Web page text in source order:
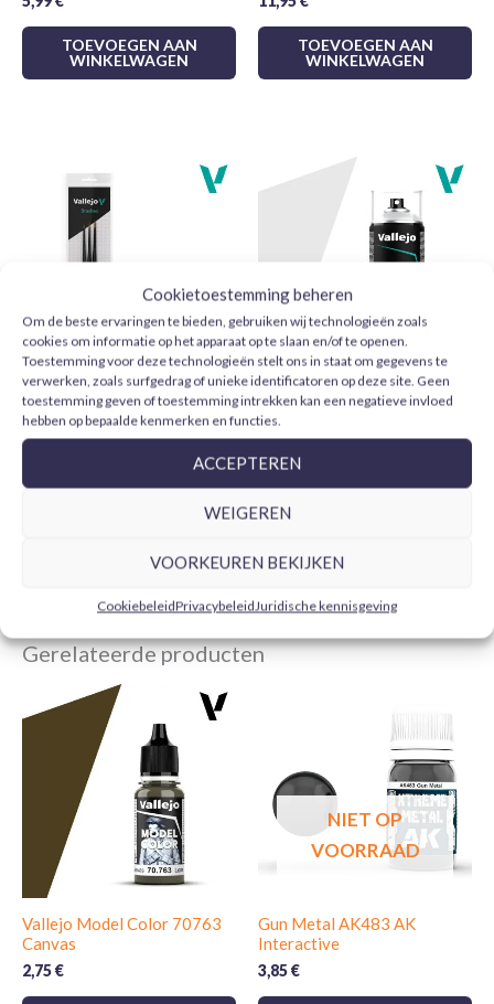
Cookietoestemming beheren
Om de beste ervaringen te bieden, gebruiken wij technologieën zoals
cookies om informatie op het apparaat op te slaan en/of te openen.
Toestemming voor deze technologieën stelt ons in staat om gegevens te
verwerken, zoals surfgedrag of unieke identificatoren op deze site. Geen
toestemming geven of toestemming intrekken kan een negatieve invloed
hebben op bepaalde kenmerken en functies.
ACCEPTEREN
WEIGEREN
VOORKEUREN BEKIJKEN
CookiebeleidPrivacybeleidJuridische kennisgeving
harsen en polystyreen schuim
Afwerking: Glad en vlekkeloos
creaties tot leven met de ongeëvenaarde kwaliteit van
Tamiya!
TOEVOEGEN AAN
WINKELWAGEN
TOEVOEGEN AAN
WINKELWAGEN
Vallejo Design Set Pro
Modeler B01991 pelo
natural 0, 1 y 2
Vallejo Imprimación Gris
28011 Aerosol 400 ml
11,75€
TOEVOEGEN AAN
Gerelateerde producten
Vallejo Model Color 70763
Canvas
2,75€
NIET OP
VOORRAAD
Gun Metal AK483 AK
Interactive
3,85€